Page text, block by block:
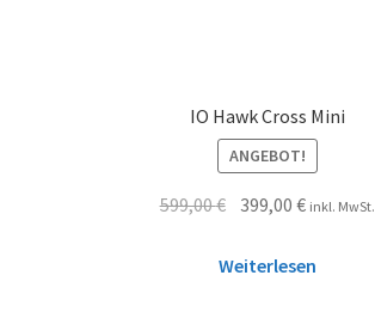
IO Hawk Cross Mini
ANGEBOT!
599,00€ 399,00€ inkl. MwSt.
Weiterlesen